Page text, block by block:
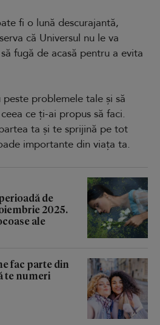
fi o lună descurajantă,
că Universul nu le va
fugă de acasă pentru a evita
problemele tale și să
ce ți-ai propus să faci.
ta și te sprijină pe tot
importante din viața ta.
de
2025.
ale
fac parte din
te numeri